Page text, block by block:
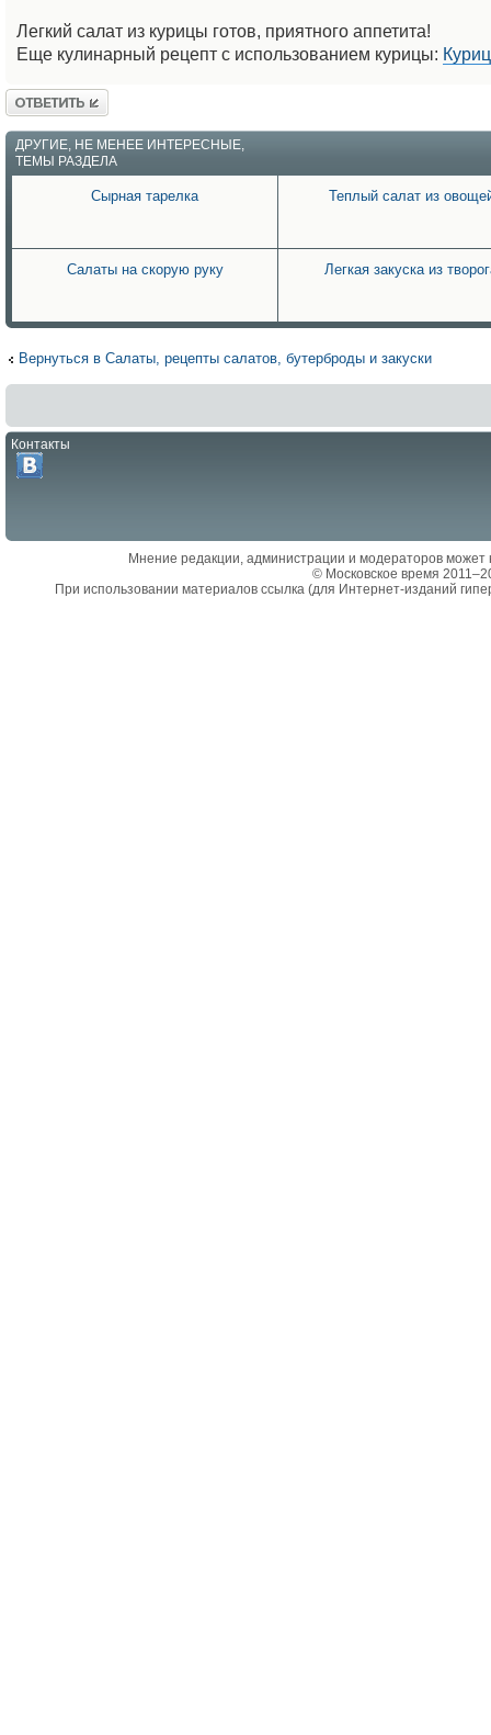
Легкий салат из курицы готов, приятного аппетита!
Еще кулинарный рецепт с использованием курицы:
Ответить
ДРУГИЕ, НЕ МЕНЕЕ ИНТЕРЕСНЫЕ,
ТЕМЫ РАЗДЕЛА
Сырная тарелка Теплый салат из
Салаты на скорую руку Легкая закуска из
Вернуться в Салаты, рецепты салатов, бутерброды и закуски
Контакты
Мнение редакции, администрации и модераторов может
© Московское время
При использовании материалов ссылка (для Интернет-изданий